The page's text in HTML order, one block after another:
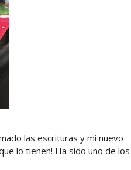
las escrituras y mi nuevo
lo tienen! Ha sido uno de los